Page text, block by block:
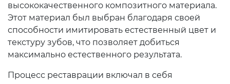
высококачественного композитного материала.
Этот материал был выбран благодаря своей
способности имитировать естественный цвет и
текстуру зубов, что позволяет добиться
максимально естественного результата.
Процесс реставрации включал в себя